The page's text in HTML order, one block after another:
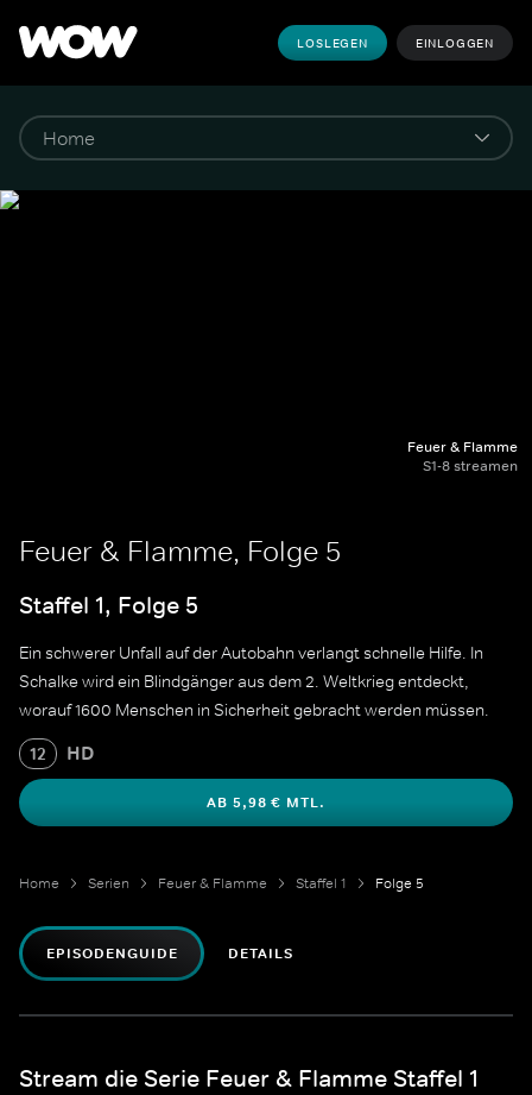
LOSLEGEN EINLOGGEN
Feuer & Flamme
S1-8 streamen
Feuer & Flamme, Folge 5
Staffel 1, Folge 5
Ein schwerer Unfall auf der Autobahn verlangt schnelle Hilfe. In
Schalke wird ein Blindgänger aus dem 2. Weltkrieg entdeckt,
worauf 1600 Menschen in Sicherheit gebracht werden müssen.
12 HD
AB 5,98 € MTL.
Home Serien Feuer & Flamme Staffel 1 Folge 5
EPISODENGUIDE DETAILS
Stream die Serie Feuer & Flamme Staffel 1